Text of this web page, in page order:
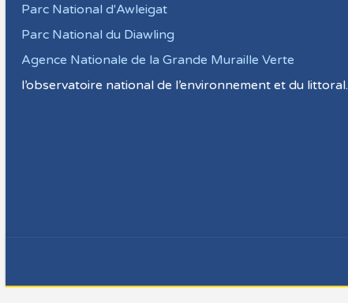
Parc National d'Awleigat
Parc National du Diawling
Agence Nationale de la Grande Muraille Verte
l’observatoire national de l’environnement et du littoral.